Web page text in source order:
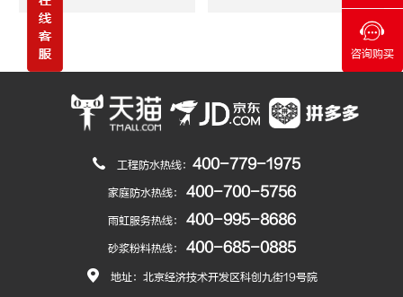
工程防水热线： 400-779-1975
家庭防水热线： 400-700-5756
雨虹服务热线： 400-995-8686
砂浆粉料热线： 400-685-0885
地址：北京经济技术开发区科创九街19号院
咨询购买